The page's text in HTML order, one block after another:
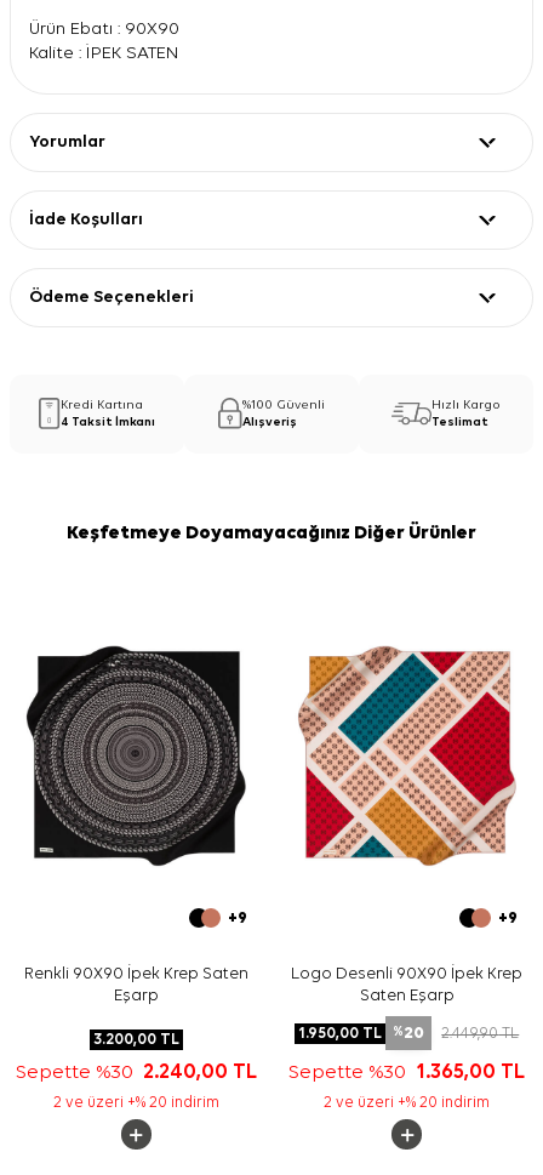
Ürün Ebatı : 90X90
Kalite : İPEK SATEN
Yorumlar
İade Koşulları
Ödeme Seçenekleri
Kredi Kartına
4 Taksit İmkanı
%100 Güvenli
Alışveriş
Hızlı Kargo
Teslimat
Keşfetmeye Doyamayacağınız Diğer Ürünler
+9
Renkli 90X90 İpek Krep Saten
Eşarp
3.200,00TL
Sepette %30 2.240,00 TL
2 ve üzeri +% 20 indirim
+9
Logo Desenli 90X90 İpek Krep
Saten Eşarp
1.950,00 TL %20 2.449,90TL
Sepette %30 1.365,00 TL
2 ve üzeri +% 20 indirim